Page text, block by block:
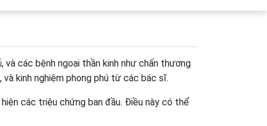
và các bệnh ngoại thần kinh như chấn thương
kinh nghiệm phong phú từ các bác sĩ.
các triệu chứng ban đầu. Điều này có thể